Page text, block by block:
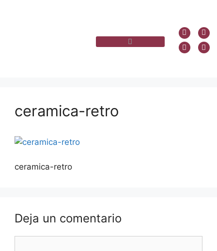
ceramica-retro
ceramica-retro
Deja un comentario